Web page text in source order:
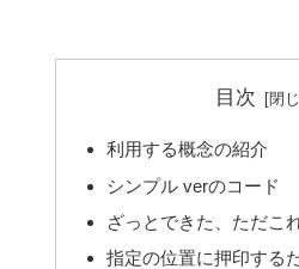
目次
利用する概念の紹介
シンプル verのコード
ざっとできた、ただこ
指定の位置に押印する